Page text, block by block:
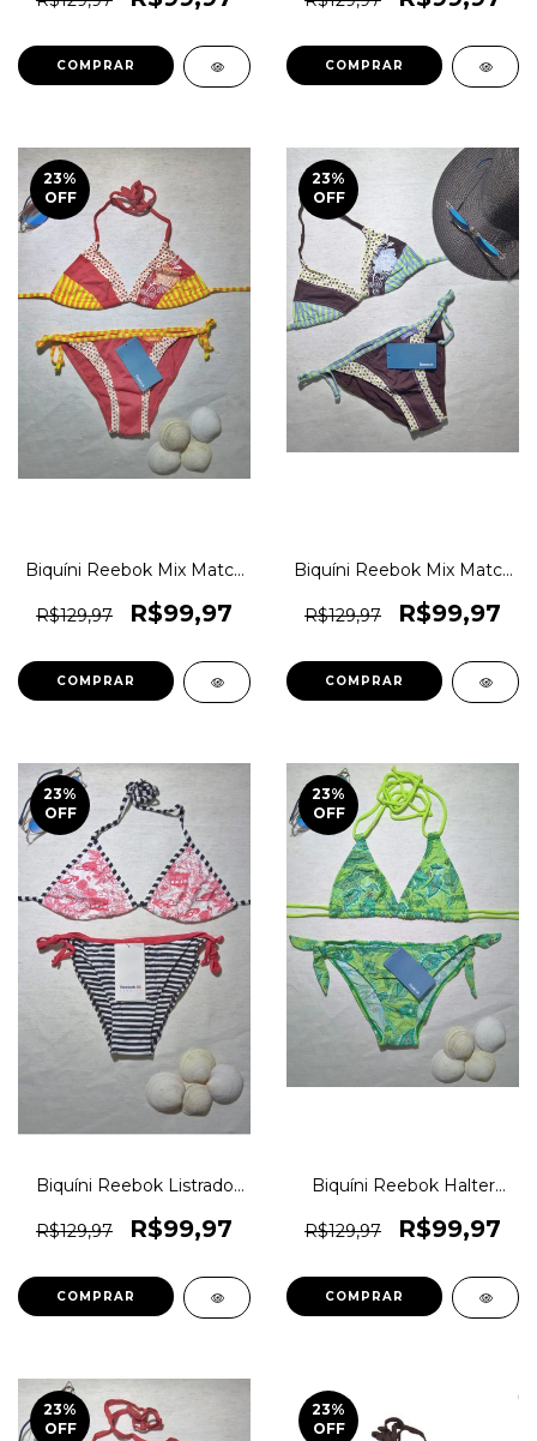
COMPRAR COMPRAR
23%
OFF
Biquíni Reebok Mix Match
1magnus
R$129,97 R$99,97
COMPRAR
23%
OFF
Biquíni Reebok Mix Match
1magnus
R$129,97 R$99,97
COMPRAR
23%
OFF
Biquíni Reebok Listrado
1magnus
R$129,97 R$99,97
COMPRAR
23%
OFF
Biquíni Reebok Halter
1magnus
R$129,97 R$99,97
COMPRAR
23%
OFF
23%
OFF